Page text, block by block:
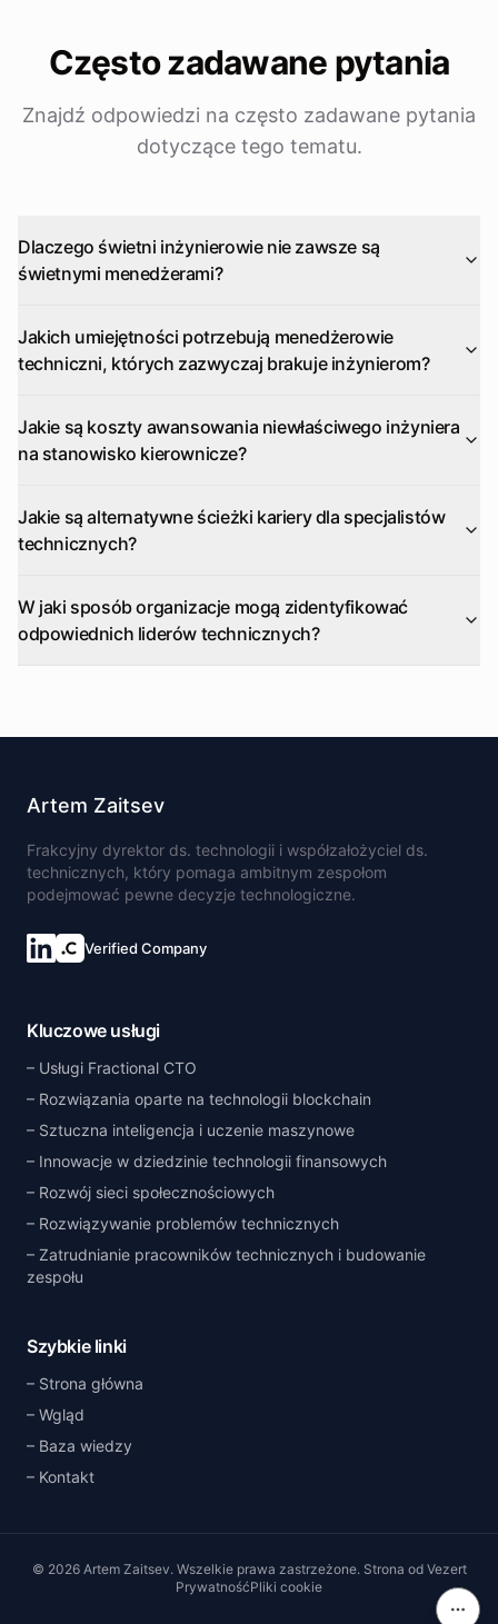
Często zadawane pytania
Znajdź odpowiedzi na często zadawane pytania
dotyczące tego tematu.
Dlaczego świetni inżynierowie nie zawsze są
świetnymi menedżerami?
Jakich umiejętności potrzebują menedżerowie
techniczni, których zazwyczaj brakuje inżynierom?
Jakie są koszty awansowania niewłaściwego inżyniera
na stanowisko kierownicze?
Jakie są alternatywne ścieżki kariery dla specjalistów
technicznych?
W jaki sposób organizacje mogą zidentyfikować
odpowiednich liderów technicznych?
Na
Artem Zaitsev
Frakcyjny dyrektor ds. technologii i współzałożyciel ds.
technicznych, który pomaga ambitnym zespołom
podejmować pewne decyzje technologiczne.
Verified Company
Kluczowe usługi
Usługi Fractional CTO
Rozwiązania oparte na technologii blockchain
Sztuczna inteligencja i uczenie maszynowe
Innowacje w dziedzinie technologii finansowych
Rozwój sieci społecznościowych
Rozwiązywanie problemów technicznych
Zatrudnianie pracowników technicznych i budowanie
zespołu
Szybkie linki
Strona główna
Wgląd
Baza wiedzy
Kontakt
© 2026 Artem Zaitsev. Wszelkie prawa zastrzeżone. Strona od Vezert
PrywatnośćPliki cookie